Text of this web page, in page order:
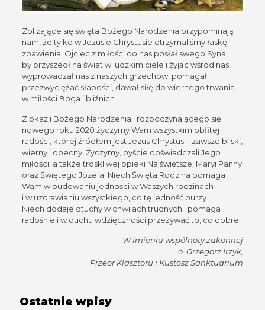
Zbliżające się święta Bożego Narodzenia przypominają
nam, że tylko w Jezusie Chrystusie otrzymaliśmy łaskę
zbawienia. Ojciec z miłości do nas posłał swego Syna,
by przyszedł na świat w ludzkim ciele i żyjąc wśród nas,
wyprowadzał nas z naszych grzechów, pomagał
przezwyciężać słabości, dawał siłę do wiernego trwania
w miłości Boga i bliźnich.
Z okazji Bożego Narodzenia i rozpoczynającego się
nowego roku 2020 życzymy Wam wszystkim obfitej
radości, której źródłem jest Jezus Chrystus – zawsze bliski,
wierny i obecny. Życzymy, byście doświadczali Jego
miłości, a także troskliwej opieki Najświętszej Maryi Panny
oraz Świętego Józefa. Niech Święta Rodzina pomaga
Wam w budowaniu jedności w Waszych rodzinach
i w uzdrawianiu wszystkiego, co tę jedność burzy.
Niech dodaje otuchy w chwilach trudnych i pomaga
radośnie i w duchu wdzięczności przeżywać to, co dobre.
W imieniu wspólnoty zakonnej
o. Grzegorz Irzyk,
Przeor Klasztoru i Kustosz Sanktuarium
Ostatnie wpisy